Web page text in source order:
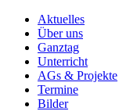
Aktuelles
Über uns
Ganztag
Unterricht
AGs & Projekte
Termine
Bilder